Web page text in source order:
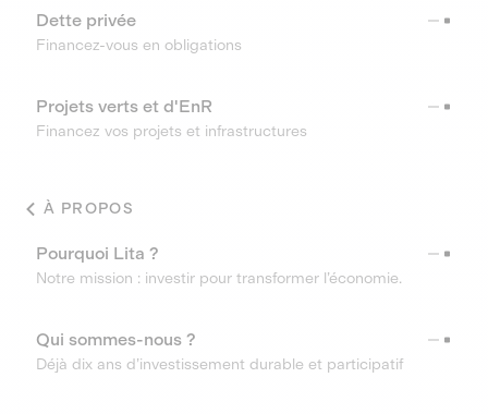
Dette privée
Financez-vous en obligations
Projets verts et d'EnR
Financez vos projets et infrastructures
À PROPOS
Pourquoi Lita ?
Notre mission : investir pour transformer l’économie.
Qui sommes-nous ?
Déjà dix ans d’investissement durable et participatif